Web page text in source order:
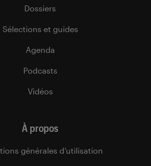
Dossiers
Sélections et guides
Agenda
Podcasts
Vidéos
À propos
générales d’utilisation